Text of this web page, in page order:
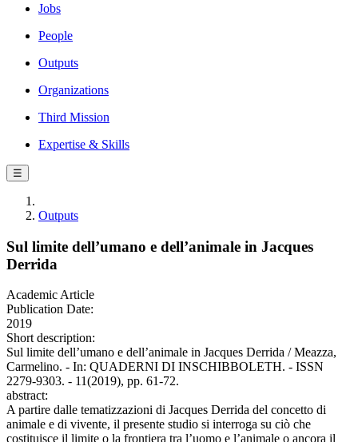
Jobs
People
Outputs
Organizations
Third Mission
Expertise & Skills
☰
Outputs
Sul limite dell’umano e dell’animale in Jacques
Derrida
Academic Article
Publication Date:
2019
Short description:
Sul limite dell’umano e dell’animale in Jacques Derrida / Meazza,
Carmelino. - In: QUADERNI DI INSCHIBBOLETH. - ISSN
2279-9303. - 11(2019), pp. 61-72.
abstract:
A partire dalle tematizzazioni di Jacques Derrida del concetto di
animale e di vivente, il presente studio si interroga su ciò che
costituisce il limite o la frontiera tra l’uomo e l’animale o ancora il